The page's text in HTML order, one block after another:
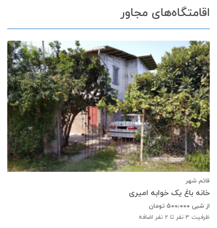
اقامتگاه‌های مجاور
قائم شهر
خانه باغ یک خوابه امیری
از شبی ۵۰۰٫۰۰۰ تومان
ظرفیت 3 نفر تا 2 نفر اضافه